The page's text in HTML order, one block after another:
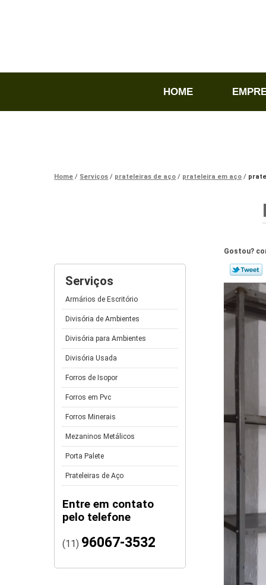
HOME
Home Serviços prateleiras de aço prateleira em aço
Serviços
Armários de Escritório
Divisória de Ambientes
Divisória para Ambientes
Divisória Usada
Forros de Isopor
Forros em Pvc
Forros Minerais
Mezaninos Metálicos
Porta Palete
Prateleiras de Aço
Entre em contato
pelo telefone
(11) 96067-3532
Gostou?